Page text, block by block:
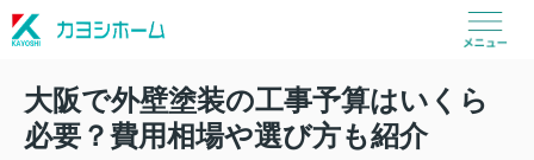
大阪で外壁塗装の工事予算はいくら
必要？費用相場や選び方も紹介